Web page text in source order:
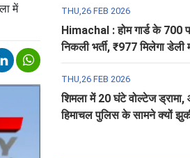
में
THU,26 FEB 2026
Himachal : होम गार्ड के 700
निकली भर्ती, ₹977 मिलेगा डेली
पूरी डिटेल
THU,26 FEB 2026
शिमला में 20 घंटे वोल्टेज
हिमाचल पुलिस के सामने क्यों